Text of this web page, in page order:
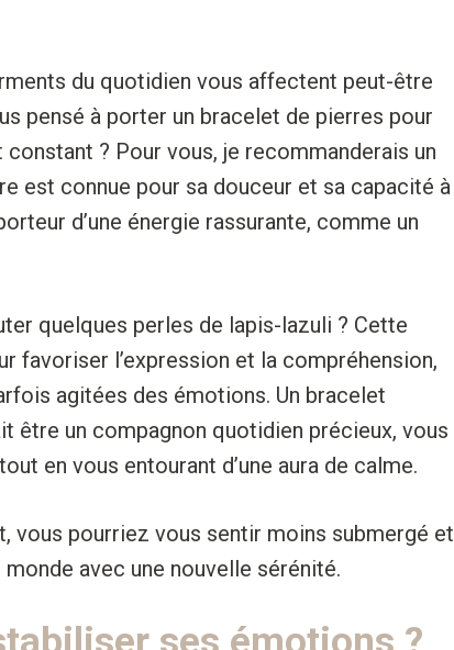
du quotidien vous affectent peut-être
pensé à porter un bracelet de pierres pour
? Pour vous, je recommanderais un
est connue pour sa douceur et sa capacité à
d’une énergie rassurante, comme un
quelques perles de lapis-lazuli ? Cette
favoriser l’expression et la compréhension,
agitées des émotions. Un bracelet
être un compagnon quotidien précieux, vous
en vous entourant d’une aura de calme.
vous pourriez vous sentir moins submergé et
avec une nouvelle sérénité.